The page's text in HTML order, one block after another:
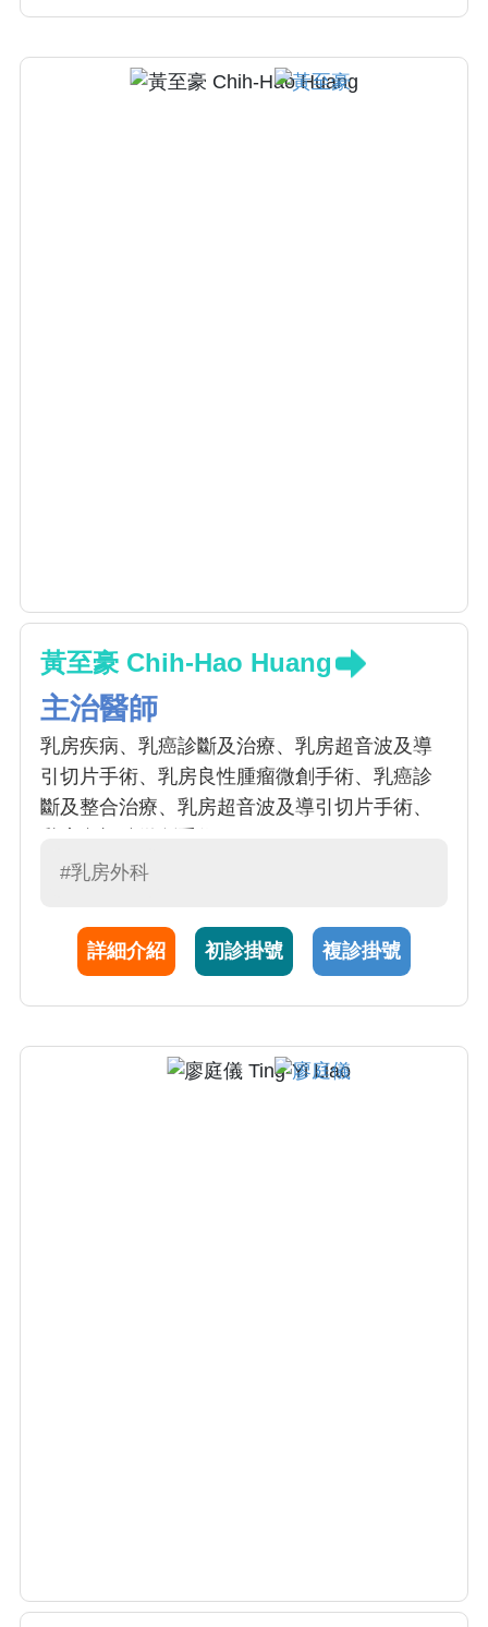
黃至豪 Chih-Hao Huang
主治醫師
乳房疾病、乳癌診斷及治療、乳房超音波及導
引切片手術、乳房良性腫瘤微創手術、乳癌診
斷及整合治療、乳房超音波及導引切片手術、
#乳房外科
詳細介紹 初診掛號 複診掛號